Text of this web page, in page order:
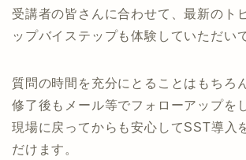
受講者の皆さんに合わせて、最新のト
ップバイステップも体験していただい
質問の時間を充分にとることはもちろ
修了後もメール等でフォローアップを
現場に戻ってからも安心してSST導入
だけます。